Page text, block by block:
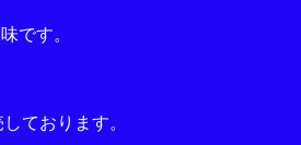
です。
ております。